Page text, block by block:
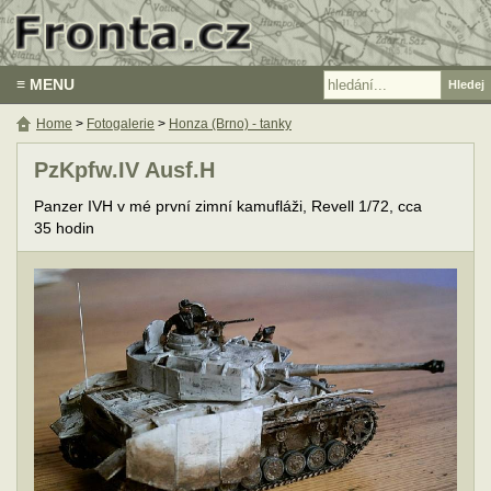
≡ MENU
PzKpfw.IV Ausf.H
Panzer IVH v mé první zimní kamufláži, Revell 1/72, cca
35 hodin
Home > Fotogalerie > Honza (Brno) - tanky